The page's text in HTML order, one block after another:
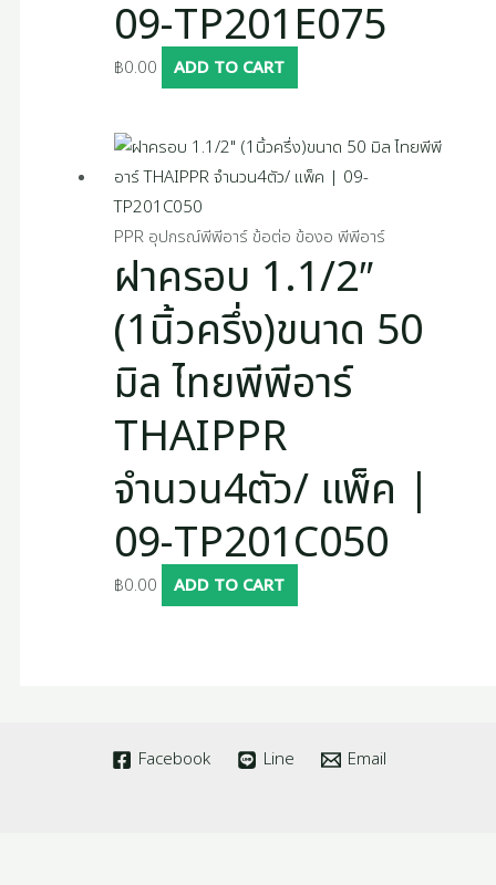
09-TP201E075
฿0.00 ADD TO CART
PPR อุปกรณ์พีพีอาร์ ข้อต่อ ข้องอ พีพีอาร์
ฝาครอบ 1.1/2″
(1นิ้วครึ่ง)ขนาด 50
มิล ไทยพีพีอาร์
THAIPPR
จำนวน4ตัว/ แพ็ค |
09-TP201C050
฿0.00 ADD TO CART
Facebook Line Email